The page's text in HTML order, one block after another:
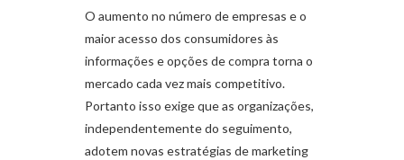
O aumento no número de empresas e o
maior acesso dos consumidores às
informações e opções de compra torna o
mercado cada vez mais competitivo.
Portanto isso exige que as organizações,
independentemente do seguimento,
adotem novas estratégias de marketing